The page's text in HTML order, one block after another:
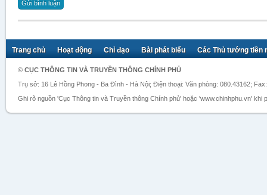
Trang chủ Hoạt động Chỉ đạo Bài phát biểu Các Thủ tướng tiền
© CỤC THÔNG TIN VÀ TRUYỀN THÔNG CHÍNH PHỦ
Trụ sở: 16 Lê Hồng Phong - Ba Đình - Hà Nội; Điện thoại: Văn phòng: 080.43162;
Ghi rõ nguồn 'Cục Thông tin và Truyền thông Chính phủ' hoặc 'www.chinhphu.vn' khi